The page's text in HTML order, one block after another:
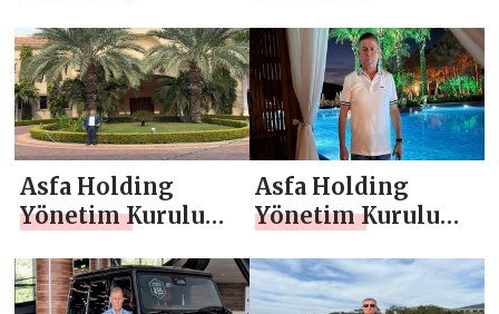
Atasoy `dan Yeni
Yıl Mesajı
Atasoy `dan
Regaib Kandili
Mesajı
Asfa Holding
Yönetim Kurulu
Atasoy `dan
Regaib Kandili
Asfa Holding
Yönetim Kurulu
Atasoy `dan
Mevlana Haftası